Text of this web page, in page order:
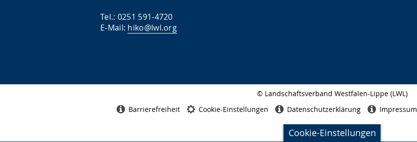
Cookie-Einstellungen
Tel.: 0251 591-4720
E-Mail: hiko@lwl.org
© Landschaftsverband Westfalen-Lippe (LWL)
Barrierefreiheit Cookie-Einstellungen Datenschutzerklärung Impressum